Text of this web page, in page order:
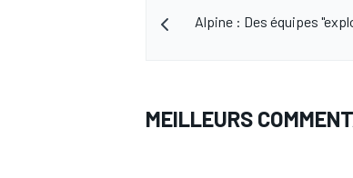
Alpine : Des équipes
MEILLEURS